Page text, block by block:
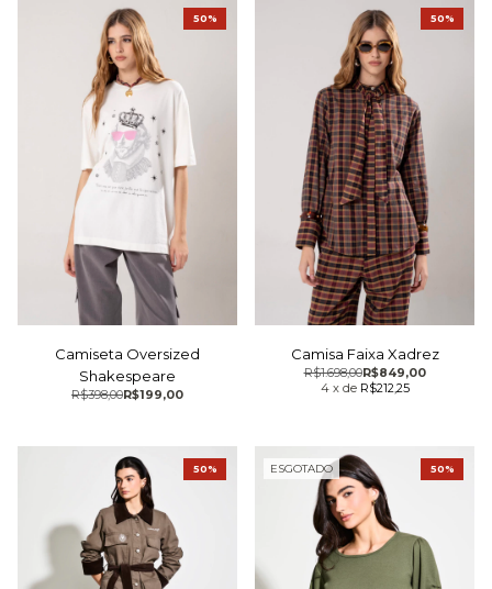
Camiseta Oversized
Shakespeare
R$199,00
R$398,00
50%
Camisa Faixa Xadrez
R$849,00
R$1.698,00
4 x de R$212,25
50%
50% ESGOTADO 50%